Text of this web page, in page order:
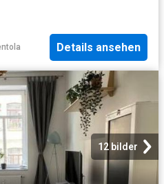
Details ansehen
12 bilder